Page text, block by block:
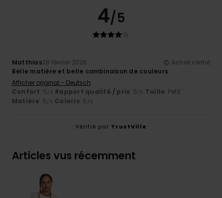
4/5
Matthias28 février 2026
Achat vérifié
Belle matière et belle combinaison de couleurs
Afficher original - Deutsch
Confort: 5/5 Rapport qualité / prix: 5/5 Taille: Petit
Matière: 5/5 Coloris: 5 /5
Vérifié par TrustVille
Articles vus récemment